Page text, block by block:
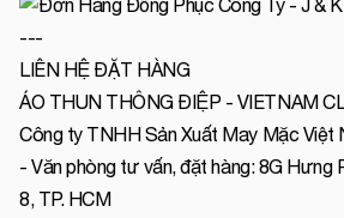
---
LIÊN HỆ ĐẶT HÀNG
ÁO THUN THÔNG ĐIỆP - VIETNAM
Công ty TNHH Sản Xuất May Mặc Việt
- Văn phòng tư vấn, đặt hàng: 8G Hưng
8, TP. HCM